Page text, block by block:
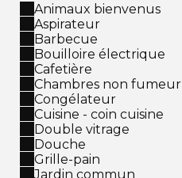
Animaux bienvenus
Aspirateur
Barbecue
Bouilloire électrique
Cafetière
Chambres non fumeur
Congélateur
Cuisine - coin cuisine
Double vitrage
Douche
Grille-pain
Jardin commun